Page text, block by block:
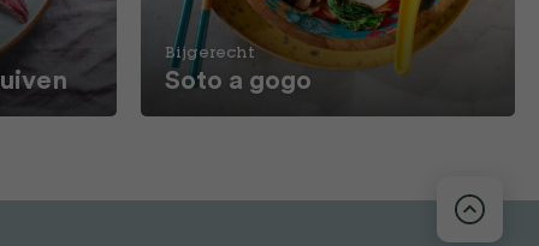
Bijgerecht
Soto a gogo